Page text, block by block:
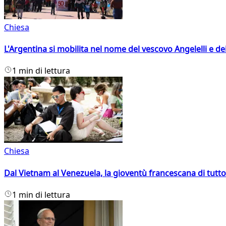
Chiesa
L'Argentina si mobilita nel nome del vescovo Angelelli e
1 min di lettura
Chiesa
Dal Vietnam al Venezuela, la gioventù francescana di
1 min di lettura